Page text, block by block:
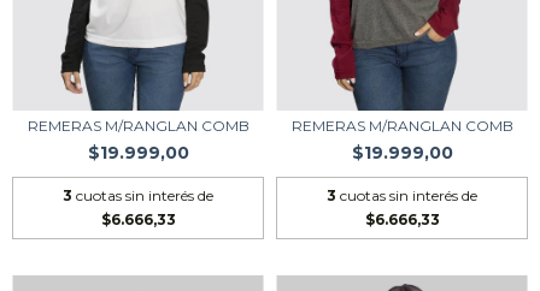
REMERAS M/RANGLAN COMB
$19.999,00
3 cuotas sin interés de
$6.666,33
REMERAS M/RANGLAN COMB
$19.999,00
3 cuotas sin interés de
$6.666,33